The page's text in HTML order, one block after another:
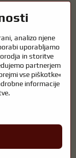
živali. Pravilna
je skrb za
prehrano in
Ne glede na to, ali
je cilj ustvariti
dobro počutje živali
Izjava o zasebnosti
analizo njene
uporabljamo
in storitve
partnerjem
vse piškotke«
informacije